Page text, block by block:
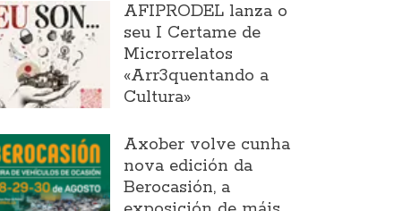
AFIPRODEL lanza o
seu I Certame de
Microrrelatos
«Arr3quentando a
Cultura»
Axober volve cunha
nova edición da
Berocasión, a